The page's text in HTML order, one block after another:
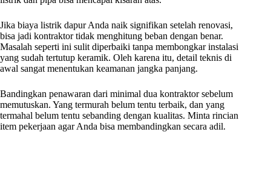
Jika biaya listrik dapur Anda naik signifikan setelah renovasi,
bisa jadi kontraktor tidak menghitung beban dengan benar.
Masalah seperti ini sulit diperbaiki tanpa membongkar instalasi
yang sudah tertutup keramik. Oleh karena itu, detail teknis di
awal sangat menentukan keamanan jangka panjang.
Bandingkan penawaran dari minimal dua kontraktor sebelum
memutuskan. Yang termurah belum tentu terbaik, dan yang
termahal belum tentu sebanding dengan kualitas. Minta rincian
item pekerjaan agar Anda bisa membandingkan secara adil.